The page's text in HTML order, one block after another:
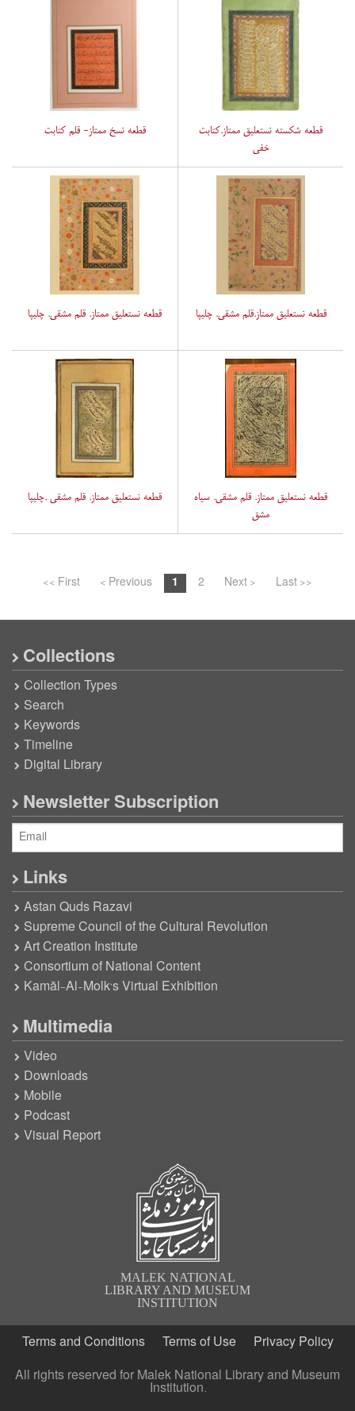
قطعه نسخ ممتاز- قلم کتابت
قطعه شکسته نستعلیق ممتاز.کتابت
خفی
قطعه نستعلیق ممتاز. قلم مشقی. چلیپا قطعه نستعلیق ممتاز.قلم مشقی. چلیپا
قطعه نستعلیق ممتاز. قلم مشقی .چلیپا
قطعه نستعلیق ممتاز. قلم مشقی. سیاه
مشق
<< First < Previous 1 2 Next > Last >>
Collections
Collection Types
Search
Keywords
Timeline
Digital Library
Newsletter Subscription
Links
Astan Quds Razavi
Supreme Council of the Cultural Revolution
Art Creation Institute
Consortium of National Content
Kamāl-Al-Molk’s Virtual Exhibition
Multimedia
Video
Downloads
Mobile
Podcast
Visual Report
MALEK NATIONAL
LIBRARY AND MUSEUM
INSTITUTION
Terms and Conditions Terms of Use
Privacy Policy
All rights reserved for Malek National Library and Museum
Institution.